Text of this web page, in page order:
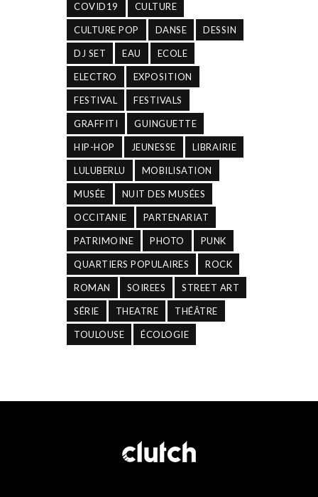
COVID19 CULTURE
CULTURE POP DANSE DESSIN
DJ SET EAU ECOLE
ELECTRO EXPOSITION
FESTIVAL FESTIVALS
GRAFFITI GUINGUETTE
HIP-HOP JEUNESSE LIBRAIRIE
LULUBERLU MOBILISATION
MUSÉE NUIT DES MUSÉES
OCCITANIE PARTENARIAT
PATRIMOINE PHOTO PUNK
QUARTIERS POPULAIRES ROCK
ROMAN SOIREES STREET ART
SÉRIE THEATRE THÉÂTRE
TOULOUSE ÉCOLOGIE